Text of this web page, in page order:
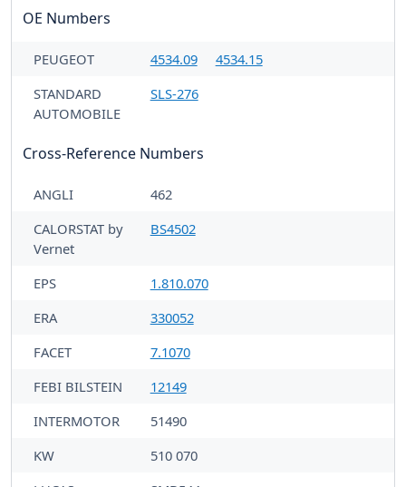
OE Numbers
PEUGEOT 4534.09
4534.15
STANDARD
AUTOMOBILE
SLS-276
Cross-Reference Numbers
ANGLI
462
CALORSTAT by
Vernet
BS4502
EPS
1.810.070
ERA
330052
FACET
7.1070
FEBI BILSTEIN
12149
INTERMOTOR
51490
KW
510 070